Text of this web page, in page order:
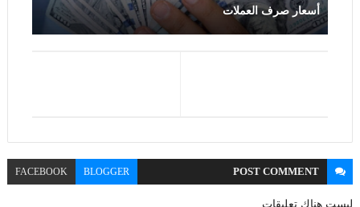
أسعار صرف العملات
POSTCOMMENT
BLOGGER
FACEBOOK
ليست هناك تعليقات